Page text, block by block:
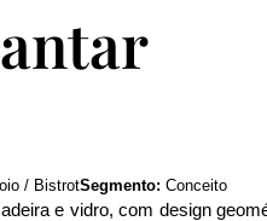
/ BistrotSegmento: Conceito
e vidro, com design